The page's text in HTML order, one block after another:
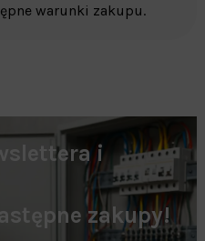
warunki zakupu.
i
zakupy!